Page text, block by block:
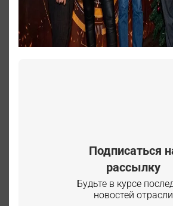
Подписаться
рассылку
Будьте в курсе
новостей отрасли